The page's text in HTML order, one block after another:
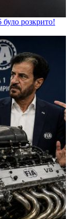
було розкрито!